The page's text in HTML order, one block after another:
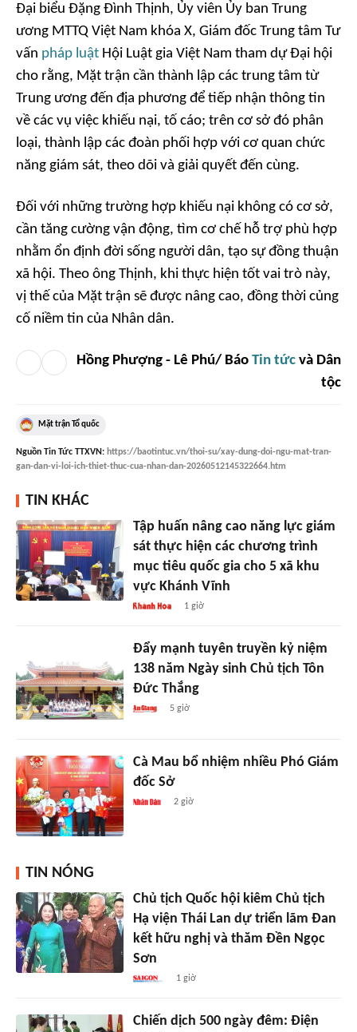
Đại biểu Đặng Đình Thịnh, Ủy viên Ủy ban Trung
ương MTTQ Việt Nam khóa X, Giám đốc Trung tâm Tư
vấn pháp luật Hội Luật gia Việt Nam tham dự Đại hội
cho rằng, Mặt trận cần thành lập các trung tâm từ
Trung ương đến địa phương để tiếp nhận thông tin
về các vụ việc khiếu nại, tố cáo; trên cơ sở đó phân
loại, thành lập các đoàn phối hợp với cơ quan chức
năng giám sát, theo dõi và giải quyết đến cùng.
Đối với những trường hợp khiếu nại không có cơ sở,
cần tăng cường vận động, tìm cơ chế hỗ trợ phù hợp
nhằm ổn định đời sống người dân, tạo sự đồng thuận
xã hội. Theo ông Thịnh, khi thực hiện tốt vai trò này,
vị thế của Mặt trận sẽ được nâng cao, đồng thời củng
cố niềm tin của Nhân dân.
Hồng Phượng - Lê Phú/ Báo Tin tức và Dân
tộc
Mặt trận Tổ quốc
Nguồn Tin Tức TTXVN: https://baotintuc.vn/thoi-su/xay-dung-doi-ngu-mat-tran-
gan-dan-vi-loi-ich-thiet-thuc-cua-nhan-dan-20260512145322664.htm
TIN KHÁC
Tập huấn nâng cao năng lực giám
sát thực hiện các chương trình
mục tiêu quốc gia cho 5 xã khu
vực Khánh Vĩnh
1 giờ
Đẩy mạnh tuyên truyền kỷ niệm
138 năm Ngày sinh Chủ tịch Tôn
Đức Thắng
5 giờ
Cà Mau bổ nhiệm nhiều Phó Giám
đốc Sở
2 giờ
TIN NÓNG
Chủ tịch Quốc hội kiêm Chủ tịch
Hạ viện Thái Lan dự triển lãm Đan
kết hữu nghị và thăm Đền Ngọc
Sơn
1 giờ
Chiến dịch 500 ngày đêm: Điện